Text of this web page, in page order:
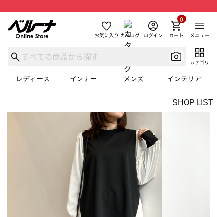
お気に入り カタログ ログイン カート
0
メニュー
カテゴリ
レディース インナー メンズ インテリア
SHOP LIST